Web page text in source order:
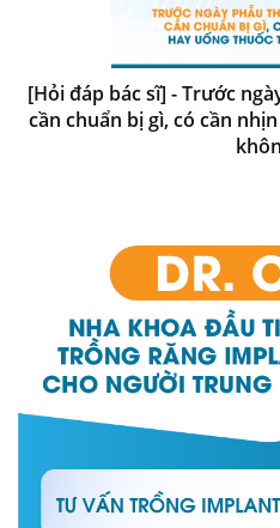
[Hỏi đáp bác sĩ] - Trước
cần chuẩn bị gì, có cần